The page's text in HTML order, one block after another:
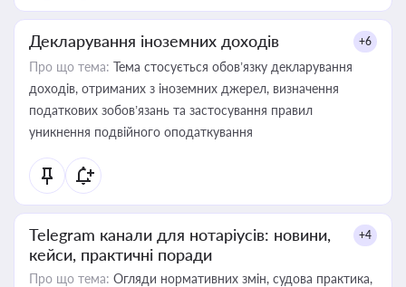
Декларування іноземних доходів +6
Про що тема: Тема стосується обов’язку декларування
доходів, отриманих з іноземних джерел, визначення
податкових зобов’язань та застосування правил
уникнення подвійного оподаткування
Telegram канали для нотаріусів: новини,
кейси, практичні поради
+4
Про що тема: Огляди нормативних змін, судова практика,